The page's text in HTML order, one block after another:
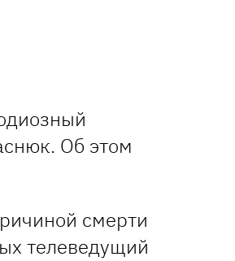
Об этом
смерти
телеведущий